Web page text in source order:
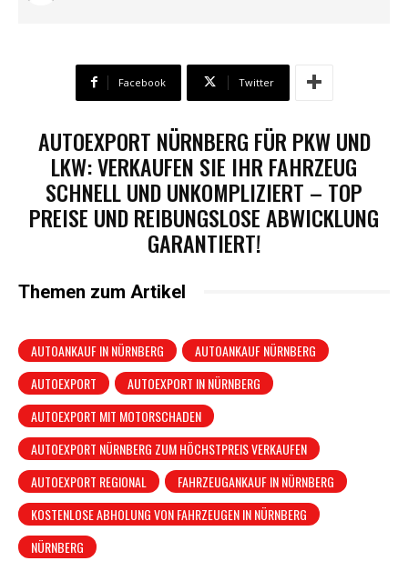
Facebook Twitter
AUTOEXPORT NÜRNBERG FÜR PKW UND
LKW: VERKAUFEN SIE IHR FAHRZEUG
SCHNELL UND UNKOMPLIZIERT – TOP
PREISE UND REIBUNGSLOSE ABWICKLUNG
GARANTIERT!
Themen zum Artikel
AUTOANKAUF IN NÜRNBERG
AUTOANKAUF NÜRNBERG
AUTOEXPORT
AUTOEXPORT IN NÜRNBERG
AUTOEXPORT MIT MOTORSCHADEN
AUTOEXPORT NÜRNBERG ZUM HÖCHSTPREIS VERKAUFEN
AUTOEXPORT REGIONAL
FAHRZEUGANKAUF IN NÜRNBERG
KOSTENLOSE ABHOLUNG VON FAHRZEUGEN IN NÜRNBERG
NÜRNBERG